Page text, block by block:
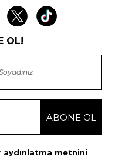
OL!
aydınlatma metnini